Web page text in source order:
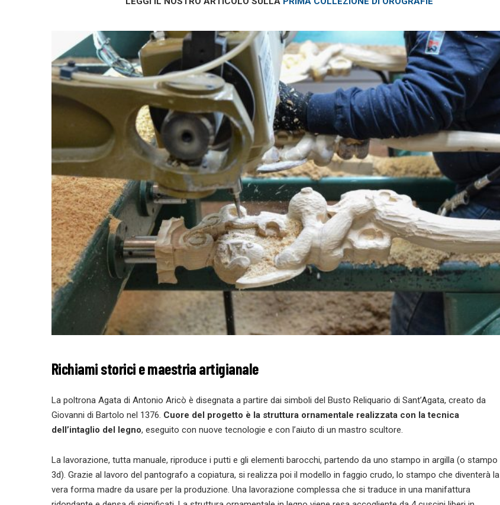
Richiami storici e maestria artigianale
La poltrona Agata di Antonio Aricò è disegnata a partire dai simboli del Busto Reliquario di Sant’Agata, creato da
Giovanni di Bartolo nel 1376. Cuore del progetto è la struttura ornamentale realizzata con la tecnica
dell’intaglio del legno, eseguito con nuove tecnologie e con l’aiuto di un mastro scultore.
La lavorazione, tutta manuale, riproduce i putti e gli elementi barocchi, partendo da uno stampo in argilla (o stampo
3d). Grazie al lavoro del pantografo a copiatura, si realizza poi il modello in faggio crudo, lo stampo che diventerà la
vera forma madre da usare per la produzione. Una lavorazione complessa che si traduce in una manifattura